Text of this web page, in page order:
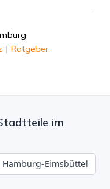
| Ratgeber
im
Hamburg-Eimsbüttel